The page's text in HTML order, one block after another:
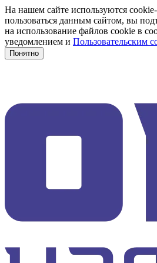
На нашем сайте используются
пользоваться данным сайтом, вы
на использование файлов cookie в
уведомлением и Пользовательским
Понятно